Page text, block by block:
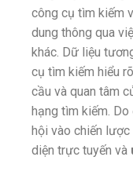
công cụ tìm kiếm
dung thông qua
khác. Dữ liệu
cụ tìm kiếm hiểu
cầu và quan tâm
hạng tìm kiếm.
hội vào chiến
diện trực tuyến và